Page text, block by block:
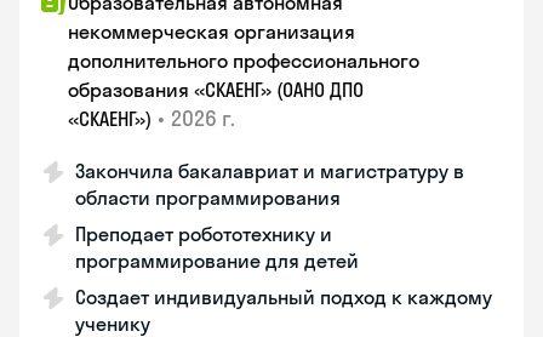
некоммерческая организация
дополнительного профессионального
образования «СКАЕНГ» (ОАНО ДПО
«СКАЕНГ») • 2026 г.
Закончила бакалавриат и магистратуру в
области программирования
Преподает робототехнику и
программирование для детей
Создает индивидуальный подход к каждому
ученику